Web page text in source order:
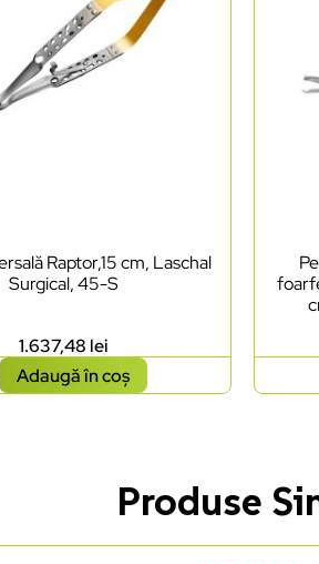
Raptor,15 cm, Laschal
Surgical, 45-S
1.637,48 lei
Adaugă în coș
Produse